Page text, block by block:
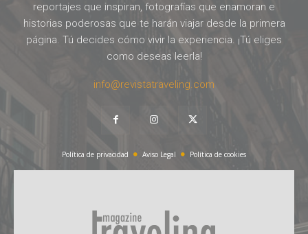
reportajes que inspiran, fotografías que enamoran e
historias poderosas que te harán viajar desde la primera
página. Tú decides cómo vivir la experiencia. ¡Tú eliges
como deseas leerla!
info@revistatraveling.com
Política de privacidad Aviso Legal Política de cookies